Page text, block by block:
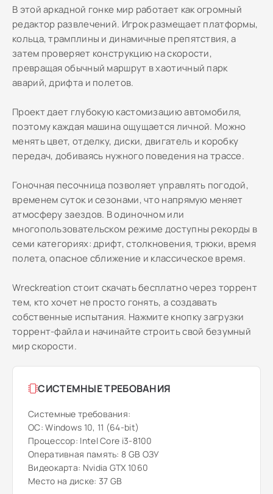
В этой аркадной гонке мир работает как огромный
редактор развлечений. Игрок размещает платформы,
кольца, трамплины и динамичные препятствия, а
затем проверяет конструкцию на скорости,
превращая обычный маршрут в хаотичный парк
аварий, дрифта и полетов.
Проект дает глубокую кастомизацию автомобиля,
поэтому каждая машина ощущается личной. Можно
менять цвет, отделку, диски, двигатель и коробку
передач, добиваясь нужного поведения на трассе.
Гоночная песочница позволяет управлять погодой,
временем суток и сезонами, что напрямую меняет
атмосферу заездов. В одиночном или
многопользовательском режиме доступны рекорды в
семи категориях: дрифт, столкновения, трюки, время
полета, опасное сближение и классическое время.
Wreckreation стоит скачать бесплатно через торрент
тем, кто хочет не просто гонять, а создавать
собственные испытания. Нажмите кнопку загрузки
торрент-файла и начинайте строить свой безумный
мир скорости.
СИСТЕМНЫЕ ТРЕБОВАНИЯ
Системные требования:
ОС: Windows 10, 11 (64-bit)
Процессор: Intel Core i3-8100
Оперативная память: 8 GB ОЗУ
Видеокарта: Nvidia GTX 1060
Место на диске: 37 GB